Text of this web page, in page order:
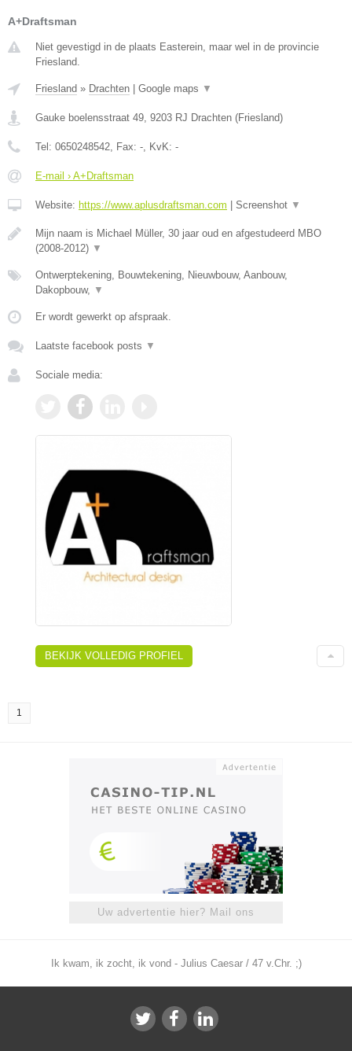
A+Draftsman
Niet gevestigd in de plaats Easterein, maar wel in de provincie
Friesland.
Friesland » Drachten Google maps ▼
Gauke boelensstraat 49, 9203 RJ Drachten (Friesland)
Tel: 0650248542, Fax: -, KvK: -
E-mail › A+Draftsman
Website: https://www.aplusdraftsman.com Screenshot ▼
Mijn naam is Michael Müller, 30 jaar oud en afgestudeerd MBO
(2008-2012) ▼
Ontwerptekening, Bouwtekening, Nieuwbouw, Aanbouw,
Dakopbouw, ▼
Er wordt gewerkt op afspraak.
Laatste facebook posts ▼
Sociale media:
BEKIJK VOLLEDIG PROFIEL
1
Uw advertentie hier? Mail ons
Ik kwam, ik zocht, ik vond - Julius Caesar / 47 v.Chr. ;)